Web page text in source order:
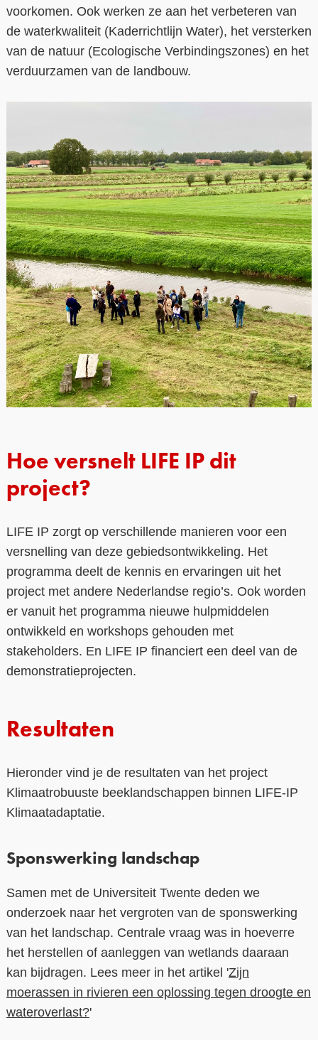
voorkomen. Ook werken ze aan het verbeteren van
de waterkwaliteit (Kaderrichtlijn Water), het versterken
van de natuur (Ecologische Verbindingszones) en het
verduurzamen van de landbouw.
Hoe versnelt LIFE IP dit
project?
LIFE IP zorgt op verschillende manieren voor een
versnelling van deze gebiedsontwikkeling. Het
programma deelt de kennis en ervaringen uit het
project met andere Nederlandse regio’s. Ook worden
er vanuit het programma nieuwe hulpmiddelen
ontwikkeld en workshops gehouden met
stakeholders. En LIFE IP financiert een deel van de
demonstratieprojecten.
Resultaten
Hieronder vind je de resultaten van het project
Klimaatrobuuste beeklandschappen binnen LIFE-IP
Klimaatadaptatie.
Sponswerking landschap
Samen met de Universiteit Twente deden we
onderzoek naar het vergroten van de sponswerking
van het landschap. Centrale vraag was in hoeverre
het herstellen of aanleggen van wetlands daaraan
kan bijdragen. Lees meer in het artikel 'Zijn
moerassen in rivieren een oplossing tegen droogte en
wateroverlast?'